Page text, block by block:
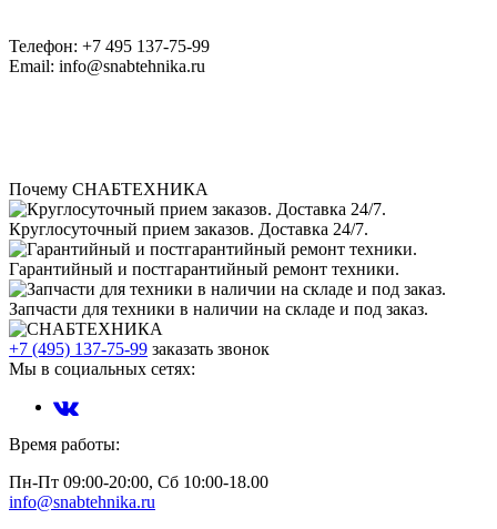
Телефон: +7 495 137-75-99
Email: info@snabtehnika.ru
Почему СНАБТЕХНИКА
Круглосуточный прием заказов. Доставка 24/7.
Гарантийный и постгарантийный ремонт техники.
Запчасти для техники в наличии на складе и под заказ.
+7 (495) 137-75-99 заказать звонок
Мы в социальных сетях:
Время работы:
Пн-Пт 09:00-20:00, Сб 10:00-18.00
info@snabtehnika.ru